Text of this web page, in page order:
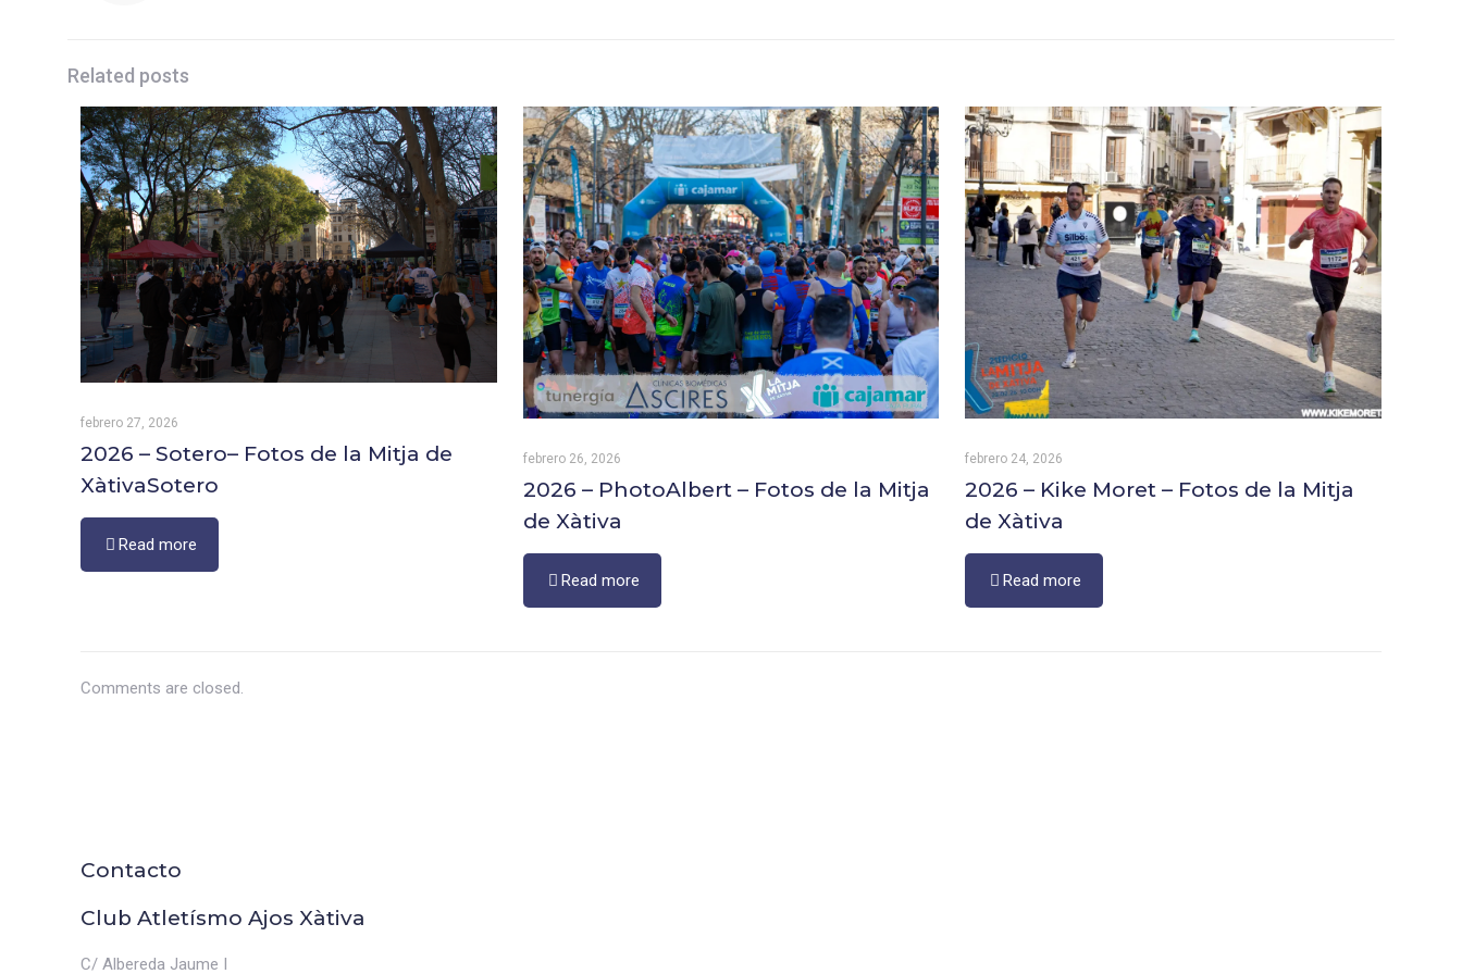
Related posts
febrero 27, 2026
2026 – Sotero– Fotos de la Mitja de
XàtivaSotero
Read more
febrero 26, 2026
2026 – PhotoAlbert – Fotos de la Mitja
de Xàtiva
Read more
febrero 24, 2026
2026 – Kike Moret – Fotos de la Mitja
de Xàtiva
Read more
Comments are closed.
Contacto
Club Atletísmo Ajos Xàtiva
C/ Albereda Jaume I